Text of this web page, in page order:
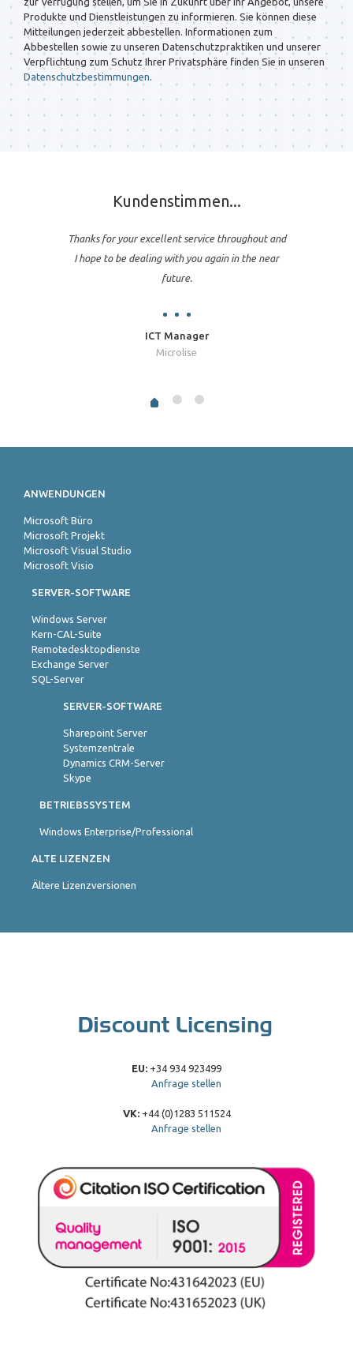
Produkte und Dienstleistungen zu informieren. Sie können diese
Mitteilungen jederzeit abbestellen. Informationen zum
Abbestellen sowie zu unseren Datenschutzpraktiken und unserer
Verpflichtung zum Schutz Ihrer Privatsphäre finden Sie in unseren
Datenschutzbestimmungen.
Kundenstimmen...
Thanks for your excellent service throughout and
I hope to be dealing with you again in the near
future.
ICT Manager
Microlise
ANWENDUNGEN
Microsoft Büro
Microsoft Projekt
Microsoft Visual Studio
Microsoft Visio
SERVER-SOFTWARE
Windows Server
Kern-CAL-Suite
Remotedesktopdienste
Exchange Server
SQL-Server
SERVER-SOFTWARE
Sharepoint Server
Systemzentrale
Dynamics CRM-Server
Skype
BETRIEBSSYSTEM
Windows Enterprise/Professional
ALTE LIZENZEN
Ältere Lizenzversionen
EU: +34 934 923499
Anfrage stellen
VK:+44 (0)1283 511524
Anfrage stellen